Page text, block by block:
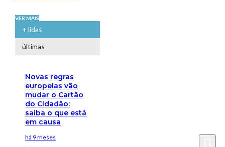
VER MAIS
+ lidas
últimas
Novas regras
europeias vão
mudar o Cartão
do Cidadão:
saiba o que está
em causa
há 9 meses